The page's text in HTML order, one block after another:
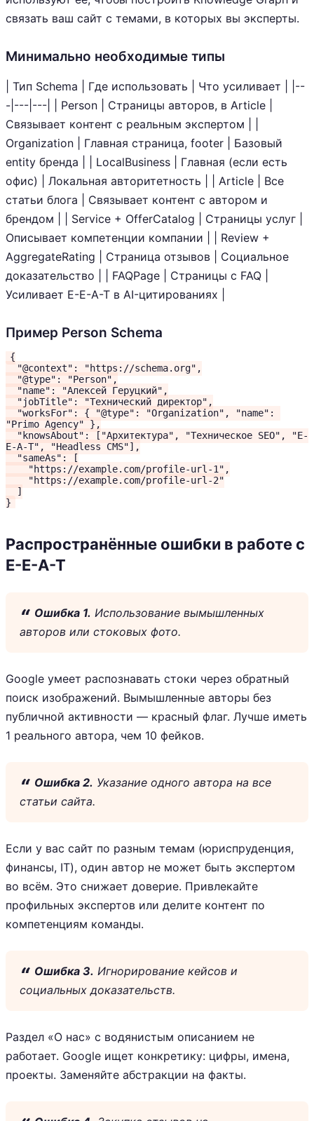
связать ваш сайт с темами, в которых вы эксперты.
Минимально необходимые типы
| Тип Schema | Где использовать | Что усиливает | |--
-|---|---| | Person | Страницы авторов, в Article |
Связывает контент с реальным экспертом | |
Organization | Главная страница, footer | Базовый
entity бренда | | LocalBusiness | Главная (если есть
офис) | Локальная авторитетность | | Article | Все
статьи блога | Связывает контент с автором и
брендом | | Service + OfferCatalog | Страницы услуг |
Описывает компетенции компании | | Review +
AggregateRating | Страница отзывов | Социальное
доказательство | | FAQPage | Страницы с FAQ |
Усиливает E-E-A-T в AI-цитированиях |
Пример Person Schema
{
"Primo Agency" },
E-A-T", "Headless CMS"],
}
Распространённые ошибки в работе с
E-E-A-T
Ошибка 1. Использование вымышленных
авторов или стоковых фото.
Google умеет распознавать стоки через обратный
поиск изображений. Вымышленные авторы без
публичной активности — красный флаг. Лучше иметь
1 реального автора, чем 10 фейков.
Ошибка 2. Указание одного автора на все
статьи сайта.
Если у вас сайт по разным темам (юриспруденция,
финансы, IT), один автор не может быть экспертом
во всём. Это снижает доверие. Привлекайте
профильных экспертов или делите контент по
компетенциям команды.
Ошибка 3. Игнорирование кейсов и
социальных доказательств.
Раздел «О нас» с водянистым описанием не
работает. Google ищет конкретику: цифры, имена,
проекты. Заменяйте абстракции на факты.